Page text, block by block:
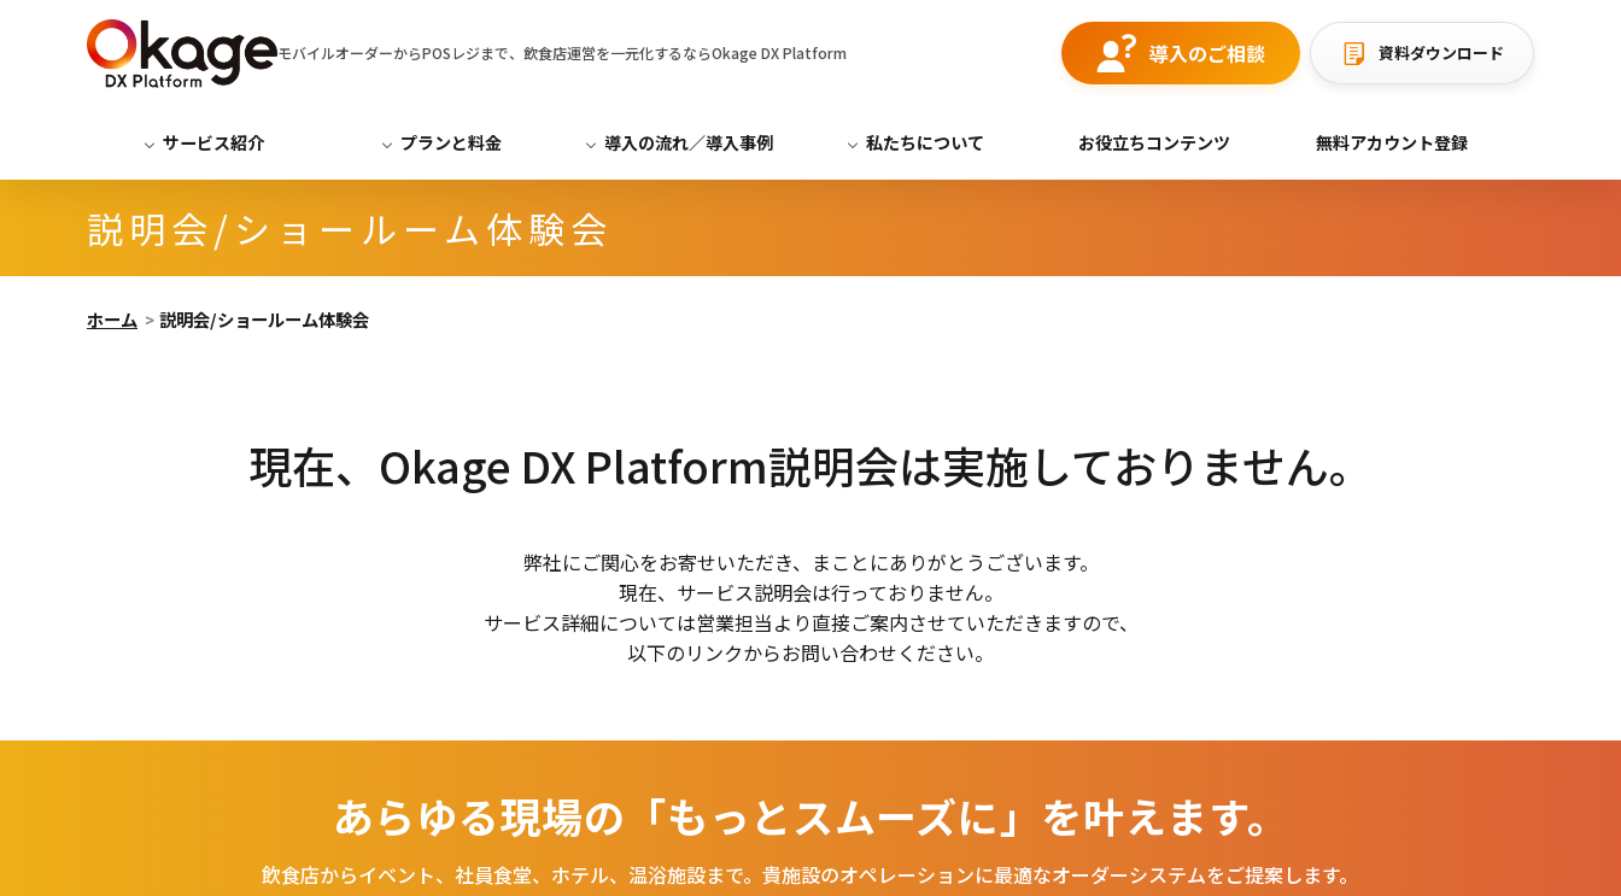
モバイルオーダーからPOSレジまで、飲食店運営を一元化するならOkage DX Platform 導入のご相談 資料ダウンロード
サービス紹介 プランと料金 導入の流れ／導入事例 私たちについて お役立ちコンテンツ 無料アカウント登録
説明会/ショールーム体験会
ホーム 説明会/ショールーム体験会
現在、Okage DX Platform説明会は実施しておりません。
弊社にご関心をお寄せいただき、まことにありがとうございます。
現在、サービス説明会は行っておりません。
サービス詳細については営業担当より直接ご案内させていただきますので、
以下のリンクからお問い合わせください。
あらゆる現場の「もっとスムーズに」を叶えます。
飲食店からイベント、社員食堂、ホテル、温浴施設まで。貴施設のオペレーションに最適なオーダーシステムをご提案します。